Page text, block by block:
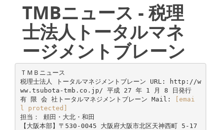
TMBニュース - 税理
士法人トータルマネ
ージメントブレーン
ＴＭＢニュース
税理士法人 トータルマネジメントブレーン URL: http://w
ww.tsubota-tmb.co.jp/ 平成 27 年 1 月 8 日発行
有 限 会 社トータルマネジメントブレーン Mail:
[emai
l protected]
担当： 頼田・大北・和田
【大阪本部】〒530-0045 大阪府大阪市北区天神西町 5-17